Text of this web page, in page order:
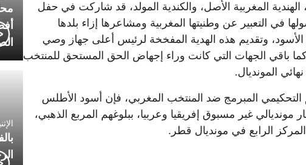
الهندية المغربية الأصل، والكندية المولد، قد شاركت في حفل
في التعبير عن وطنيتها المغربية ومشاعرها إزاء بلدها
وتقديم هذه الهدية المفخخة لرئيس أعلى جهاز وصي
كما باقي الجهات التي كانت وراء إجهاض الحق المستحق للمنتخب
المونديال.
المبرمج ضد المنتخب المغربي، فإن أسود الأطلس
غير مسبوق إفريقيا وعربيا، ببلوغهم المربع الذهبي،
الرابع في مونديال قطر.
الإثنين 30